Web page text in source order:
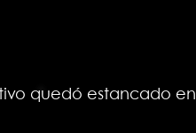
quedó estancado en